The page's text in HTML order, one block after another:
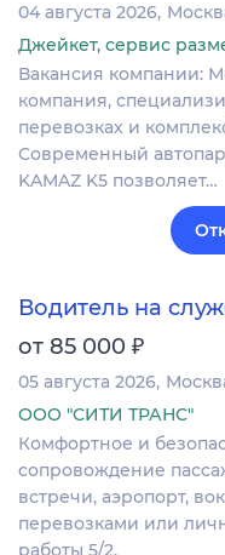
04 августа 2026
Джейкет, сервис
Вакансия компании:
компания,
перевозках и
Современный
KAMAZ K5 позволяет…
Водитель на
от 85 000 ₽
05 августа 2026
ООО "СИТИ ТРАНС"
Комфортное и
сопровождение
встречи, аэропорт,
перевозками или
работы 5/2.